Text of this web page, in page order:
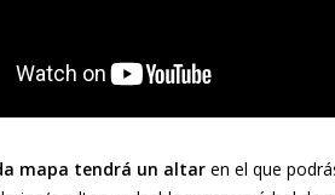
mapa tendrá un altar en el que